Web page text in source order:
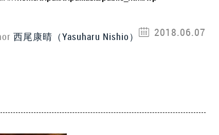
2018.06.07
西尾康晴（Yasuharu Nishio）